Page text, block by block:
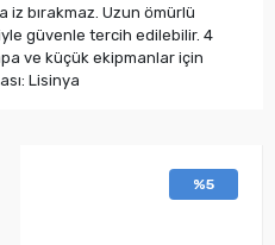
bırakmaz. Uzun ömürlü
güvenle tercih edilebilir. 4
ve küçük ekipmanlar için
Lisinya
%5